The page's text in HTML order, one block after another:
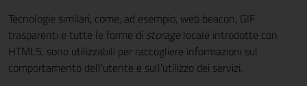
Tecnologie similari, come, ad esempio, web beacon, GIF
trasparenti e tutte le forme di storagelocale introdotte con
HTML5, sono utilizzabili per raccogliere informazioni sul
comportamento dell'utente e sull'utilizzo dei servizi.